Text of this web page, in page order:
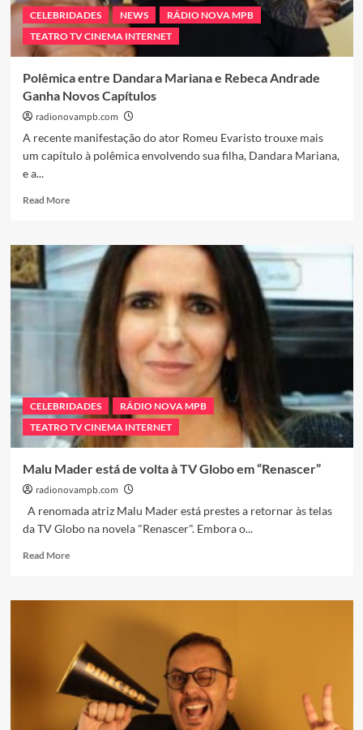
em
estádios
CELEBRIDADES NEWS
RÁDIO NOVA MPB
TEATRO TV CINEMA INTERNET
Polêmica entre Dandara Mariana e Rebeca Andrade
Ganha Novos Capítulos
radionovampb.com
A recente manifestação do ator Romeu Evaristo trouxe mais
um capítulo à polêmica envolvendo sua filha, Dandara Mariana,
e a...
Read MoreRead
Polêmica
entre
Dandara
Mariana
Rebeca
Andrade
CELEBRIDADES
RÁDIO NOVA MPB
TEATRO TV CINEMA INTERNET
Malu Mader está de volta à TV Globo em “Renascer”
radionovampb.com
A renomada atriz Malu Mader está prestes a retornar às telas
da TV Globo na novela "Renascer". Embora o...
Read MoreRead
Malu
volta
à
TV
Globo
em